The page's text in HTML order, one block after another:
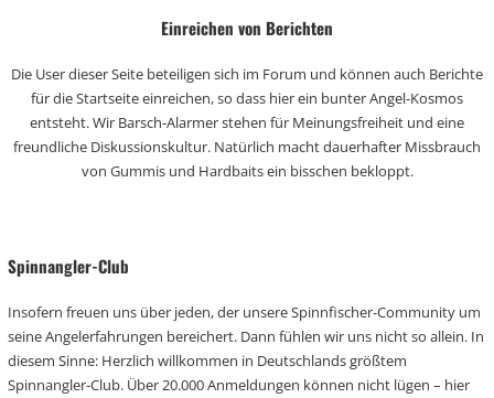
Einreichen von Berichten
Die User dieser Seite beteiligen sich im Forum und können auch Berichte
für die Startseite einreichen, so dass hier ein bunter Angel-Kosmos
entsteht. Wir Barsch-Alarmer stehen für Meinungsfreiheit und eine
freundliche Diskussionskultur. Natürlich macht dauerhafter Missbrauch
von Gummis und Hardbaits ein bisschen bekloppt.
Spinnangler-Club
Insofern freuen uns über jeden, der unsere Spinnfischer-Community um
seine Angelerfahrungen bereichert. Dann fühlen wir uns nicht so allein. In
diesem Sinne: Herzlich willkommen in Deutschlands größtem
Spinnangler-Club. Über 20.000 Anmeldungen können nicht lügen – hier